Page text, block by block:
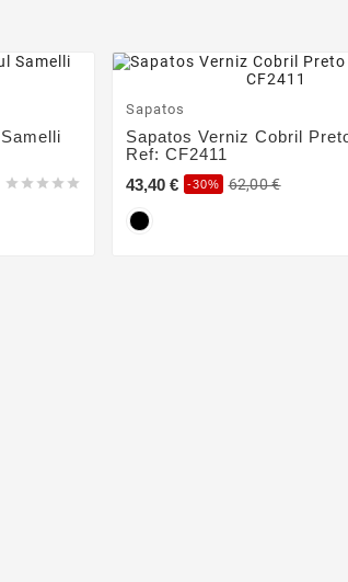
    
Sapatos
Sapatos Verniz Cobril
Ref: CF2411
43,40 €
-30% 62,00 €